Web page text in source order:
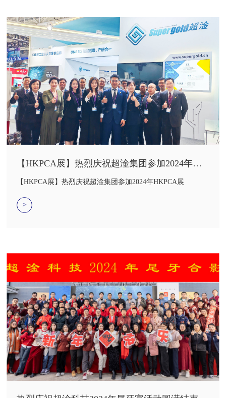
【HKPCA展】热烈庆祝超淦集团参加2024年
HKPCA展
【HKPCA展】热烈庆祝超淦集团参加2024年HKPCA展
>